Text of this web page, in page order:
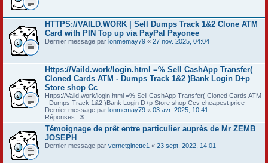
HTTPS://VAILD.WORK | Sell Dumps Track 1&2 Clone ATM
Card with PIN Top up via PayPal Payonee
Dernier message par lonmemay79 « 27 nov. 2025, 04:04
Https://Vaild.work/login.html =% Sell CashApp Transfer(
Cloned Cards ATM - Dumps Track 1&2 )Bank Login D+p
Store shop Cc
Https://Vaild.work/login.html =% Sell CashApp Transfer( Cloned Cards ATM
- Dumps Track 1&2 )Bank Login D+p Store shop Ccv cheapest price
Dernier message par lonmemay79 « 03 avr. 2025, 10:41
Réponses : 3
Témoignage de prêt entre particulier auprès de Mr ZEMB
JOSEPH
Dernier message par vernetginette1 « 23 sept. 2022, 14:01